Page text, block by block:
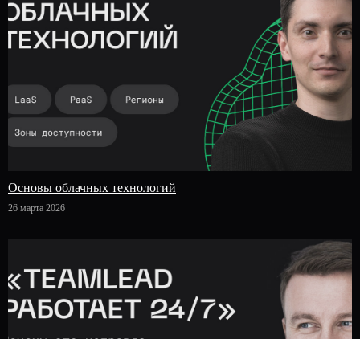
Основы облачных технологий
26 марта 2026